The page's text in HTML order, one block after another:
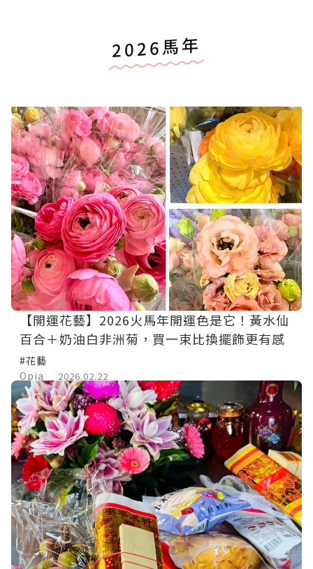
2026馬年
【開運花藝】2026火馬年開運色是它！黃水仙
百合＋奶油白非洲菊，買一束比換擺飾更有感
#花藝
Opia
2026.02.22